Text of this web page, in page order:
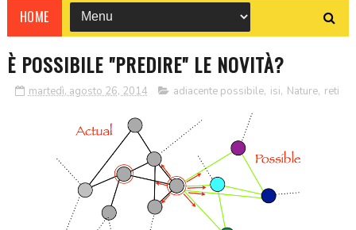
HOME
È POSSIBILE "PREDIRE" LE NOVITÀ?
martedì, agosto 26, 2014 adiacente possibile, isi, Nature, reti